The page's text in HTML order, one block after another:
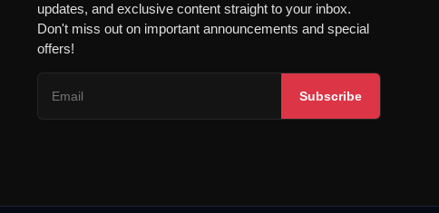
updates, and exclusive content straight to your inbox.
Don't miss out on important announcements and special
offers!
Subscribe